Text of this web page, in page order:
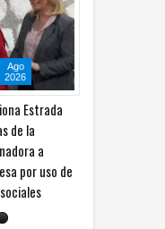
Pide Estrada incluir a
colectivos en debate
sobre paridad en
rectorías
05
Ago
2026